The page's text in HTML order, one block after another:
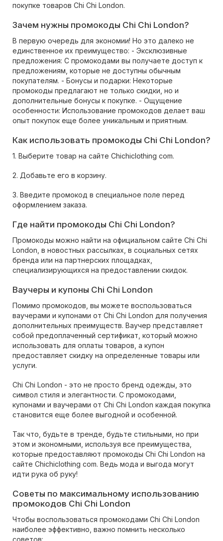
покупке товаров Chi Chi London.
Зачем нужны промокоды Chi Chi London?
В первую очередь для экономии! Но это далеко не
единственное их преимущество: - Эксклюзивные
предложения: С промокодами вы получаете доступ к
предложениям, которые не доступны обычным
покупателям. - Бонусы и подарки: Некоторые
промокоды предлагают не только скидки, но и
дополнительные бонусы к покупке. - Ощущение
особенности: Использование промокодов делает ваш
опыт покупок еще более уникальным и приятным.
Как использовать промокоды Chi Chi London?
1. Выберите товар на сайте Chichiclothing com.
2. Добавьте его в корзину.
3. Введите промокод в специальное поле перед
оформлением заказа.
Где найти промокоды Chi Chi London?
Промокоды можно найти на официальном сайте Chi Chi
London, в новостных рассылках, в социальных сетях
бренда или на партнерских площадках,
специализирующихся на предоставлении скидок.
Ваучеры и купоны Chi Chi London
Помимо промокодов, вы можете воспользоваться
ваучерами и купонами от Chi Chi London для получения
дополнительных преимуществ. Ваучер представляет
собой предоплаченный сертификат, который можно
использовать для оплаты товаров, а купон
предоставляет скидку на определенные товары или
услуги.
Chi Chi London - это не просто бренд одежды, это
символ стиля и элегантности. С промокодами,
купонами и ваучерами от Chi Chi London каждая покупка
становится еще более выгодной и особенной.
Так что, будьте в тренде, будьте стильными, но при
этом и экономными, используя все преимущества,
которые предоставляют промокоды Chi Chi London на
сайте Chichiclothing com. Ведь мода и выгода могут
идти рука об руку!
Советы по максимальному использованию
промокодов Chi Chi London
Чтобы воспользоваться промокодами Chi Chi London
наиболее эффективно, важно помнить несколько
советов: